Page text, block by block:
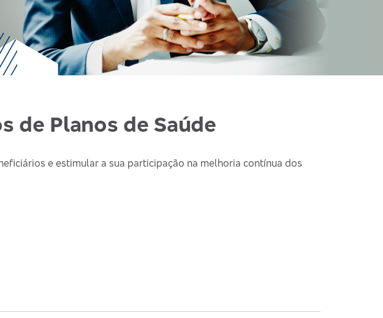
de Planos de Saúde
e estimular a sua participação na melhoria contínua dos